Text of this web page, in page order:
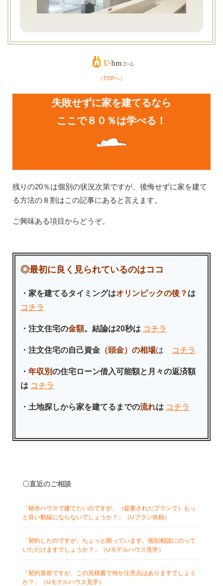
（TOPへ）
失敗せずに家を建てるなら
ここで８０％は学べる！
残りの20％は個別の状況次第ですが、後悔せずに家を建て
る方法の８割はこの記事にあると言えます。
ご興味ある項目からどうぞ。
◎最初に良く見られているのはココ
・家を建てるタイミングはオリンピックの後？ は
コチラ
・注文住宅の金額。結論は20秒は コチラ
・注文住宅の自己資金 （頭金）の相場は コチラ
・ 年収別の住宅ローン借入可能額と月々の返済額
は コチラ
・土地探しから家を建てるまでの流れは コチラ
〇直近のご相談
「積水ハウスで建てたいのですが、（提案されたプランで）もっ
と良い動線にならないでしょうか？」（Uプラン依頼）
「契約したのですが、ちょっと困っています。個別相談にのって
いただけますでしょうか？」（Uモデルハウス見学）
「契約直前ですが、この見積書で何か注意点はありますでしょう
か？」（Uモデルハウス見学）